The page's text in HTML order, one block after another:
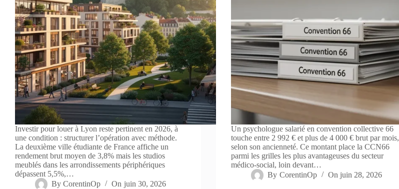
Investir pour louer à Lyon reste pertinent en 2026, à
une condition : structurer l’opération avec méthode.
La deuxième ville étudiante de France affiche un
rendement brut moyen de 3,8% mais les studios
meublés dans les arrondissements périphériques
dépassent 5,5%,…
By CorentinOp On juin 30, 2026
Un psychologue salarié en convention collective 66
touche entre 2 992 € et plus de 4 000 € brut par mois,
selon son ancienneté. Ce montant place la CCN66
parmi les grilles les plus avantageuses du secteur
médico-social, loin devant…
By CorentinOp On juin 28, 2026